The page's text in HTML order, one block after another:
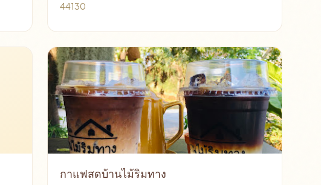
44130
กาแฟสดบ้านไม้ริมทาง